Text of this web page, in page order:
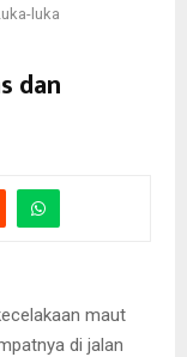
luka
dan
maut
di jalan